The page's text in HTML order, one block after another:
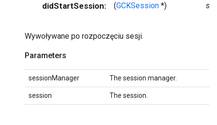
didStartSession: (GCKSession *)
Wywoływane po rozpoczęciu sesji.
Parameters
sessionManager The session manager.
session The session.